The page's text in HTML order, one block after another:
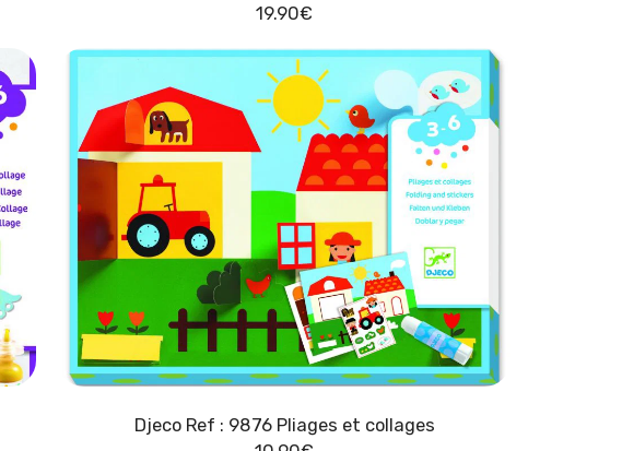
19.90€
Djeco Ref : 9876 Pliages et collages